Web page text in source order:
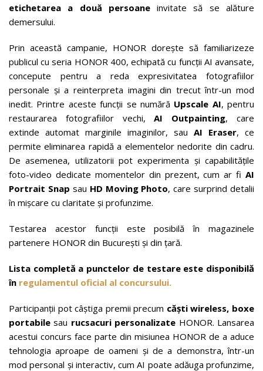
etichetarea a două persoaneinvitate să se alăture
demersului.
Prin această campanie, HONOR dorește să familiarizeze
publicul cu seria HONOR 400, echipată cu funcții AI avansate,
concepute pentru a reda expresivitatea fotografiilor
personale și a reinterpreta imagini din trecut într-un mod
inedit. Printre aceste funcții se numără Upscale AI, pentru
restaurarea fotografiilor vechi,AI Outpainting, care
extinde automat marginile imaginilor, sau AI Eraser, ce
permite eliminarea rapidă a elementelor nedorite din cadru.
De asemenea, utilizatorii pot experimenta și capabilitățile
foto-video dedicate momentelor din prezent, cum ar fi AI
Portrait Snap sau HD Moving Photo, care surprind detalii
în mișcare cu claritate și profunzime.
Testarea acestor funcții este posibilă în magazinele
partenere HONOR din București și din țară.
Lista completă a punctelor de testare este disponibilă
în regulamentul oficial al concursului.
Participanții pot câștiga premii precum căști wireless, boxe
portabile sau rucsacuri personalizate HONOR. Lansarea
acestui concurs face parte din misiunea HONOR de a aduce
tehnologia aproape de oameni și de a demonstra, într-un
mod personal și interactiv, cum AI poate adăuga profunzime,